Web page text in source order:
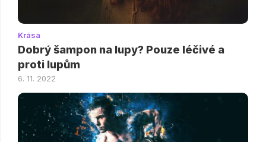
Krása
Dobrý šampon na lupy? Pouze léčivé a
proti lupům
6. 11. 2022